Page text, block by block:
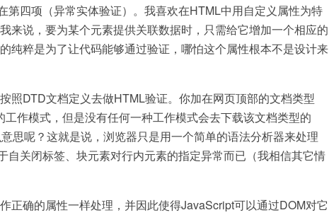
四项（异常实体验证）。我喜欢在HTML中用自定义属性为特
来说，要为某个元素提供关联数据时，只需给它增加一个相应的
纯粹是为了让代码能够通过验证，哪怕这个属性根本不是设计来
照DTD文档定义去做HTML验证。你加在网页顶部的文档类型
工作模式，但是没有任何一种工作模式会去下载该文档类型的
思呢？这就是说，浏览器只是用一个简单的语法分析器来处理
自关闭标签、块元素对行内元素的指定异常而已（我相信其它情
正确的属性一样处理，并因此使得JavaScript可以通过DOM对它